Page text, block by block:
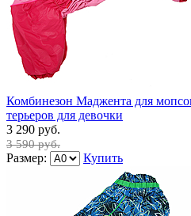
Комбинезон Маджента для
терьеров для девочки
3 290 руб.
3 590 руб.
Размер: Купить